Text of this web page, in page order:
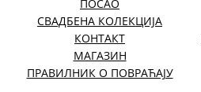
ПОСАО
СВАДБЕНА КОЛЕКЦИЈА
КОНТАКТ
МАГАЗИН
ПРАВИЛНИК О ПОВРАЋАЈУ